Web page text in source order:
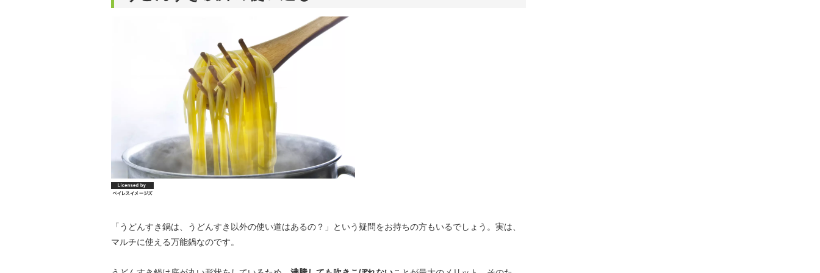
「うどんすき鍋は、うどんすき以外の使い道はあるの？」という疑問をお持ちの方もいるでしょう。実は、
マルチに使える万能鍋なのです。